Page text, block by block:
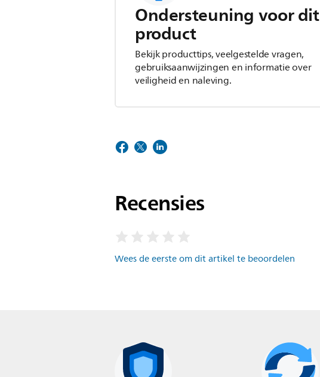
Ondersteuning voor dit
product
Bekijk producttips, veelgestelde vragen,
gebruiksaanwijzingen en informatie over
veiligheid en naleving.
Recensies
Wees de eerste om dit artikel te beoordelen